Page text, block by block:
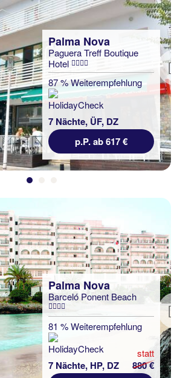
Palma Nova
Paguera Treff Boutique
Hotel
87 % Weiterempfehlung
7 Nächte, ÜF, DZ
p.P. ab 617 €
Palma Nova
Barceló Ponent Beach
81 % Weiterempfehlung
7 Nächte, HP, DZ
statt
880 €